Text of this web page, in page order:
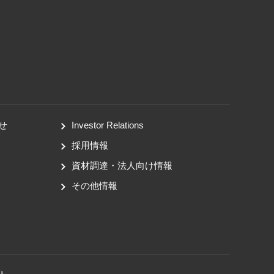
Investor Relations
採用情報
資材調達・法人向け情報
その他情報